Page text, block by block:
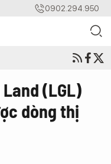
0902.294.950
(LGL)
dòng thị